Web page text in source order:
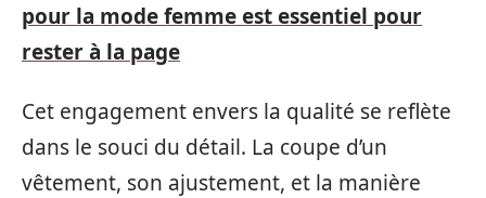
pour la mode femme est essentiel pour
rester à la page
Cet engagement envers la qualité se reflète
dans le souci du détail. La coupe d’un
vêtement, son ajustement, et la manière